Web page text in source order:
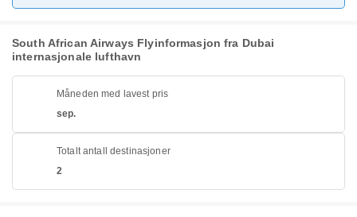
South African Airways Flyinformasjon fra Dubai
internasjonale lufthavn
Måneden med lavest pris
sep.
Totalt antall destinasjoner
2